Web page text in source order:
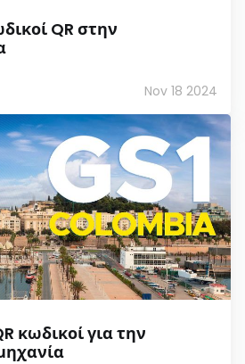
QR στην
Nov 18 2024
κωδικοί για την